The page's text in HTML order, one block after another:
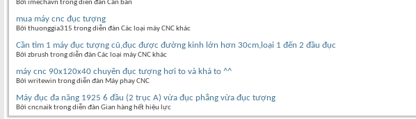
Bởi imechavn trong diễn đàn Cần bán
mua máy cnc đục tượng
Bởi thuonggia315 trong diễn đàn Các loại máy CNC khác
Cần tìm 1 máy đục tượng cũ,đục được đường kinh lớn hơn 30cm,loại 1 đến 2 đầu đục
Bởi zbrush trong diễn đàn Các loại máy CNC khác
máy cnc 90x120x40 chuyên đục tượng hơi to và khá to ^^
Bởi writewin trong diễn đàn Máy phay CNC
Máy đục đa năng 1925 6 đầu (2 trục A) vừa đục phẳng vừa đục tượng
Bởi cncnaik trong diễn đàn Gian hàng hết hiệu lực